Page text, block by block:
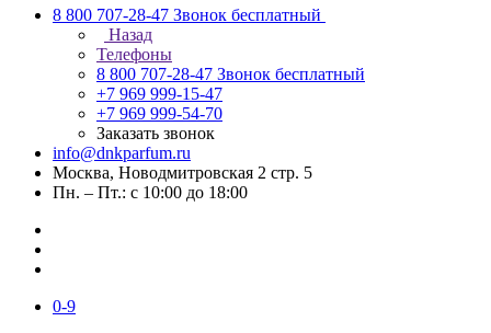
8 800 707-28-47 Звонок бесплатный
Назад
Телефоны
8 800 707-28-47 Звонок бесплатный
+7 969 999-15-47
+7 969 999-54-70
Заказать звонок
info@dnkparfum.ru
Москва, Новодмитровская 2 стр. 5
Пн. – Пт.: с 10:00 до 18:00
0-9